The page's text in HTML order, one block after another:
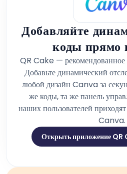
Добавляйте
коды прямо
QR Cake —
Добавьте динамический
любой дизайн Canva за
же коды, та же панель
наших пользователей
Canva.
Открыть приложение